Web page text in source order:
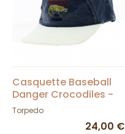
Casquette Baseball
Danger Crocodiles -
Torpedo
Torpedo
24,00 €